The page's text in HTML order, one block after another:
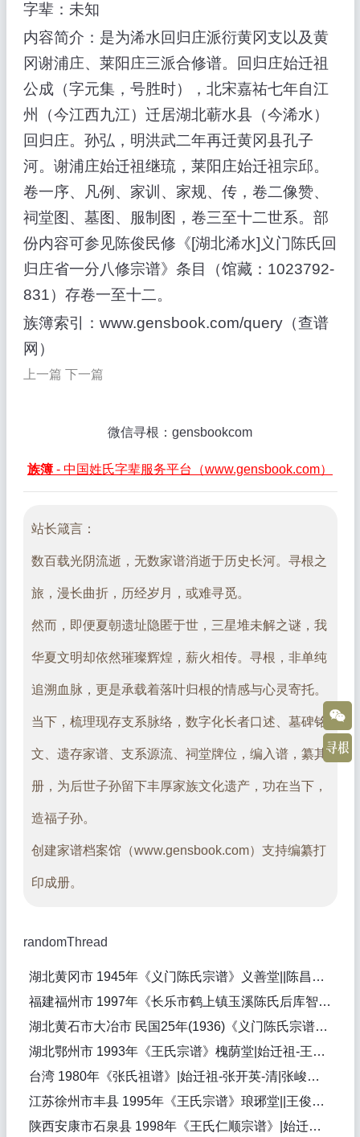
字辈：未知
内容简介：是为浠水回归庄派衍黄冈支以及黄
冈谢浦庄、莱阳庄三派合修谱。回归庄始迁祖
公成（字元集，号胜时），北宋嘉祐七年自江
州（今江西九江）迁居湖北蕲水县（今浠水）
回归庄。孙弘，明洪武二年再迁黄冈县孔子
河。谢浦庄始迁祖继琉，莱阳庄始迁祖宗邱。
卷一序、凡例、家训、家规、传，卷二像赞、
祠堂图、墓图、服制图，卷三至十二世系。部
份内容可参见陈俊民修《[湖北浠水]义门陈氏回
归庄省一分八修宗谱》条目（馆藏：1023792-
831）存卷一至十二。
族簿索引：www.gensbook.com/query（查谱
网）
上一篇 下一篇
微信寻根：gensbookcom
族簿 - 中国姓氏字辈服务平台（www.gensbook.com）
站长箴言：
数百载光阴流逝，无数家谱消逝于历史长河。寻根之
旅，漫长曲折，历经岁月，或难寻觅。
然而，即便夏朝遗址隐匿于世，三星堆未解之谜，我
华夏文明却依然璀璨辉煌，薪火相传。寻根，非单纯
追溯血脉，更是承载着落叶归根的情感与心灵寄托。
当下，梳理现存支系脉络，数字化长者口述、墓碑铭
文、遗存家谱、支系源流、祠堂牌位，编入谱，纂其
册，为后世子孙留下丰厚家族文化遗产，功在当下，
造福子孙。
创建家谱档案馆（www.gensbook.com）支持编纂打
印成册。
randomThread
湖北黄冈市 1945年《义门陈氏宗谱》义善堂||陈昌银（纂修）
福建福州市 1997年《长乐市鹤上镇玉溪陈氏后库智房丕忠公本支世谱》|始迁祖-陈丕忠-清|陈世藩（纂修）
湖北黄石市大冶市 民国25年(1936)《义门陈氏宗谱》德星堂|始迁祖-陈兴祖-明，支祖-陈仲仁-明，始迁祖-陈文贵-明，支祖-陈仲达-明，支祖-陈仲才-明|陈治民（纂修）
湖北鄂州市 1993年《王氏宗谱》槐荫堂|始迁祖-王义-明|王英吾（主编），王英吾（主修）
台湾 1980年《张氏祖谱》|始迁祖-张开英-清|张峻铭（纂修）
江苏徐州市丰县 1995年《王氏宗谱》琅琊堂||王俊林（纂修）
陕西安康市石泉县 1998年《王氏仁顺宗谱》|始迁祖-王永义-清乾隆三十年，始迁祖-王永仁-清乾隆三十年|王全容（纂修）